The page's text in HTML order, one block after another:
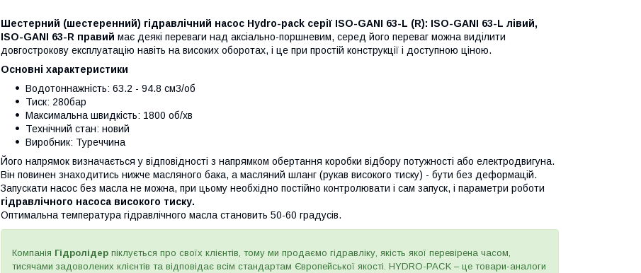
Шестерний (шестеренний) гідравлічний насос Hydro-pack серії ISO-GANI 63-L (R): ISO-GANI 63-L лівий,
ISO-GANI 63-R правий має деякі переваги над аксіально-поршневим, серед його переваг можна виділити
довгострокову експлуатацію навіть на високих оборотах, і це при простій конструкції і доступною ціною.
Основні характеристики
Водотоннажність: 63.2 - 94.8 см3/об
Тиск: 280бар
Максимальна швидкість: 1800 об/хв
Технічний стан: новий
Виробник: Туреччина
Його напрямок визначається у відповідності з напрямком обертання коробки відбору потужності або електродвигуна.
Він повинен знаходитись нижче масляного бака, а масляний шланг (рукав високого тиску) - бути без деформацій.
Запускати насос без масла не можна, при цьому необхідно постійно контролювати і сам запуск, і параметри роботи
гідравлічного насоса високого тиску.
Оптимальна температура гідравлічного масла становить 50-60 градусів.
Компанія Гідролідер піклується про своїх клієнтів, тому ми продаємо гідравліку, якість якої перевірена часом,
тисячами задоволених клієнтів та відповідає всім стандартам Європейської якості. HYDRO-PACK – це товари-аналоги